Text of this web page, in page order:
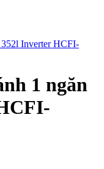
Inverter HCFI-
1 ngăn